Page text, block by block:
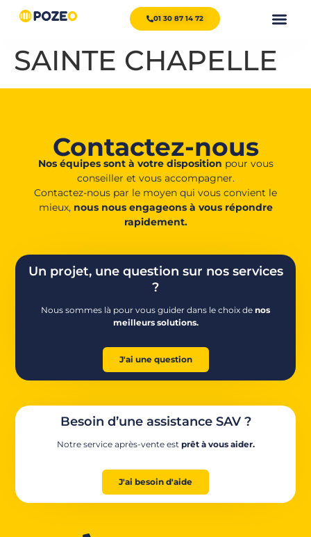
01 30 87 14 72
SAINTE CHAPELLE
Contactez-nous
Nos équipes sont à votre disposition pour vous
conseiller et vous accompagner.
Contactez-nous par le moyen qui vous convient le
mieux, nous nous engageons à vous répondre
rapidement.
Un projet, une question sur nos services
?
Nous sommes là pour vous guider dans le choix de nos
meilleurs solutions.
J'ai une question
Besoin d’une assistance SAV ?
Notre service après-vente est prêt à vous aider.
J'ai besoin d'aide